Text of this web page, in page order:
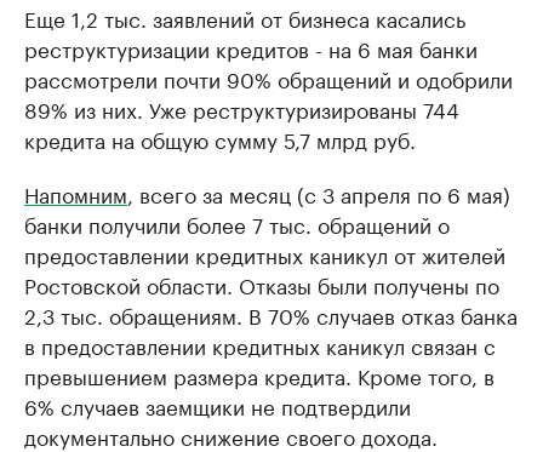
Еще 1,2 тыс. заявлений от бизнеса касались
реструктуризации кредитов - на 6 мая банки
рассмотрели почти 90% обращений и одобрили
89% из них. Уже реструктуризированы 744
кредита на общую сумму 5,7 млрд руб.
Напомним , всего за месяц (с 3 апреля по 6 мая)
банки получили более 7 тыс. обращений о
предоставлении кредитных каникул от жителей
Ростовской области. Отказы были получены по
2,3 тыс. обращениям. В 70% случаев отказ банка
в предоставлении кредитных каникул связан с
превышением размера кредита. Кроме того, в
6% случаев заемщики не подтвердили
документально снижение своего дохода.